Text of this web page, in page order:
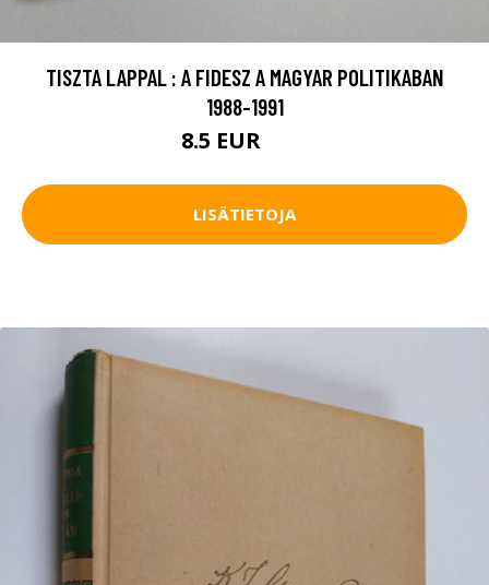
TISZTA LAPPAL : A FIDESZ A MAGYAR POLITIKABAN
1988-1991
8.5 EUR
LISÄTIETOJA